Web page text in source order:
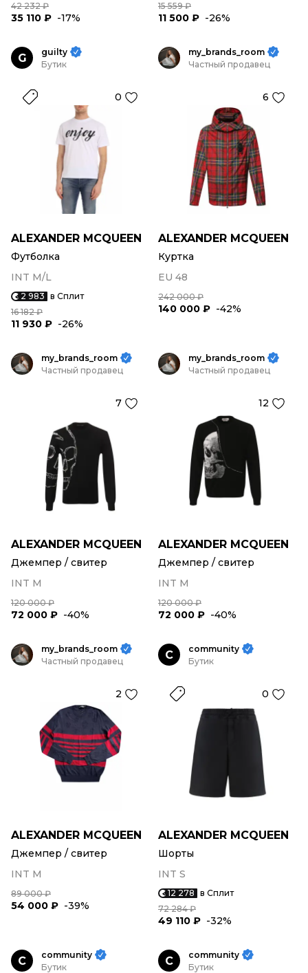
42 232 ₽
35 110 ₽ -17%
15 559 ₽
11 500 ₽ -26%
G
guilty
Бутик
0
ALEXANDER MCQUEEN
Футболка
INT M/L
2 983 в Сплит
16 182 ₽
11 930 ₽ -26%
my_brands_room
Частный продавец
6
ALEXANDER MCQUEEN
Куртка
EU 48
242 000 ₽
140 000 ₽ -42%
my_brands_room
Частный продавец
7
ALEXANDER MCQUEEN
Джемпер / свитер
INT M
120 000 ₽
72 000 ₽ -40%
my_brands_room
Частный продавец
12
ALEXANDER MCQUEEN
Джемпер / свитер
INT M
120 000 ₽
72 000 ₽ -40%
my_brands_room
Частный продавец
2
ALEXANDER MCQUEEN
Джемпер / свитер
INT M
89 000 ₽
54 000 ₽ -39%
C
community
Бутик
0
ALEXANDER MCQUEEN
Шорты
INT S
12 278 в Сплит
72 284 ₽
49 110 ₽ -32%
C
community
Бутик
C
community
Бутик